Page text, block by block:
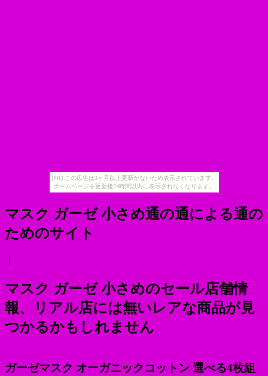
[PR] この広告は3ヶ月以上更新がないため表示されています。
ホームページを更新後24時間以内に表示されなくなります。
マスク ガーゼ 小さめ通の通による通の
ためのサイト
マスク ガーゼ 小さめのセール店舗情
報、リアル店には無いレアな商品が見
つかるかもしれません
ガーゼマスク オーガニックコットン 選べる4枚組